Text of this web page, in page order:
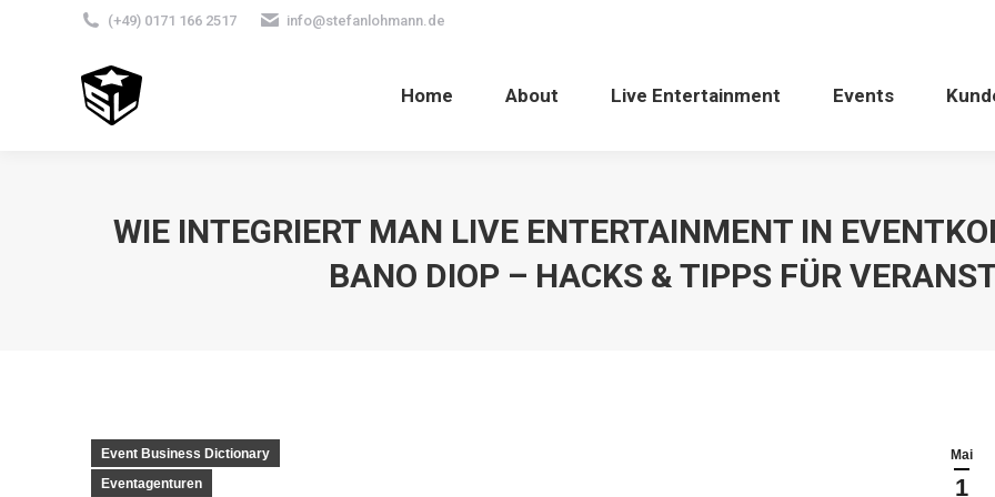
(+49) 0171 166 2517 info@stefanlohmann.de
Home About Live Entertainment Events
WIE INTEGRIERT MAN LIVE ENTERTAINMENT IN
BANO DIOP – HACKS & TIPPS FÜR
Mai
1
Event Business Dictionary
Eventagenturen